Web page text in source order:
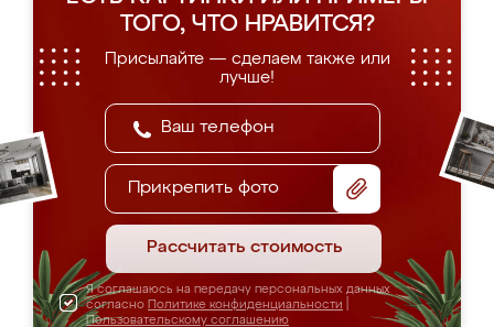
ТОГО, ЧТО НРАВИТСЯ?
Присылайте — сделаем также или
лучше!
Прикрепить фото
Рассчитать стоимость
Я соглашаюсь на передачу персональных данных
согласно Политике конфиденциальности
Пользовательскому соглашению